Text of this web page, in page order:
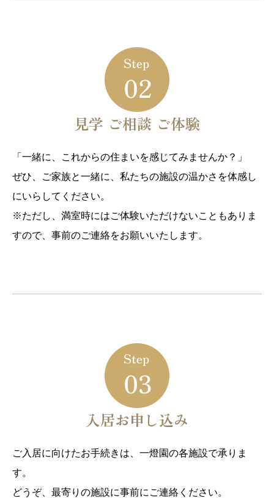
見学 ご相談 ご体験
「一緒に、これからの住まいを感じてみませんか？」
ぜひ、ご家族と一緒に、私たちの施設の温かさを体感し
にいらしてください。
※ただし、満室時にはご体験いただけないこともありま
すので、事前のご連絡をお願いいたします。
入居お申し込み
ご入居に向けたお手続きは、一燈園の各施設で承りま
す。
どうぞ、最寄りの施設に事前にご連絡ください。